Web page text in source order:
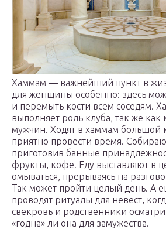
Хаммам — важнейший пункт в
для женщины особенно: здесь
и перемыть кости всем соседям.
выполняет роль клуба, так же
мужчин. Ходят в хаммам большой
приятно провести время.
приготовив банные
фрукты, кофе. Еду выставляют в
омываться, прерываясь на
Так может пройти целый день. А
проводят ритуалы для невест,
свекровь и родственники
«годна» ли она для замужества.